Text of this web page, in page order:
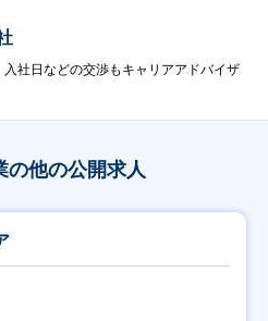
入社日などの交渉もキャリアアドバイザ
の他の公開求人